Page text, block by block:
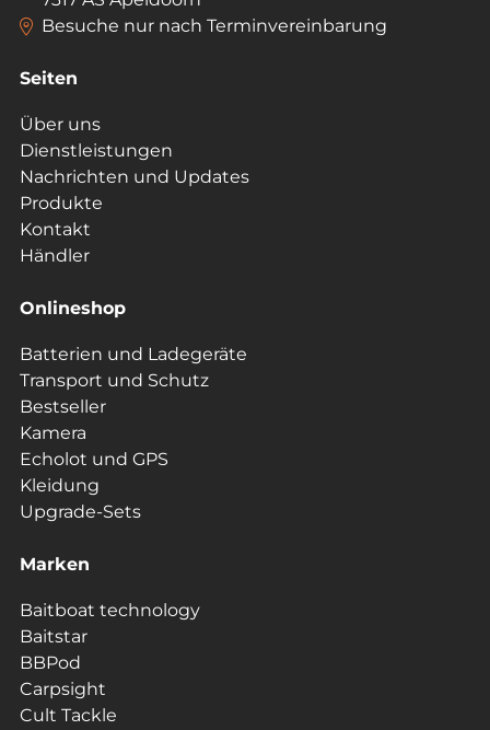
Besuche nur nach Terminvereinbarung
Seiten
Über uns
Dienstleistungen
Nachrichten und Updates
Produkte
Kontakt
Händler
Onlineshop
Batterien und Ladegeräte
Transport und Schutz
Bestseller
Kamera
Echolot und GPS
Kleidung
Upgrade-Sets
Marken
Baitboat technology
Baitstar
BBPod
Carpsight
Cult Tackle